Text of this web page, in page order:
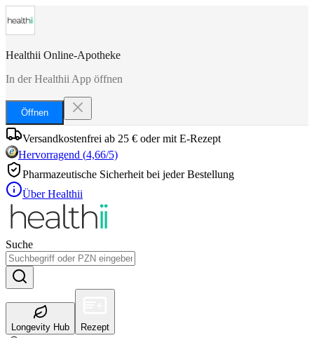
Healthii Online-Apotheke
In der Healthii App öffnen
Öffnen
Versandkostenfrei ab 25 € oder mit E-Rezept
Hervorragend (4,66/5)
Pharmazeutische Sicherheit bei jeder Bestellung
Über Healthii
Suche
Longevity Hub Rezept